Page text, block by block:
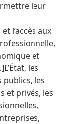
leur
l’accès aux
et
les
publics, les
et privés, les